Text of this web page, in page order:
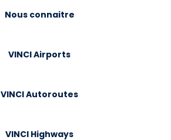
Nous connaitre
VINCI Airports
VINCI Autoroutes
VINCI Highways